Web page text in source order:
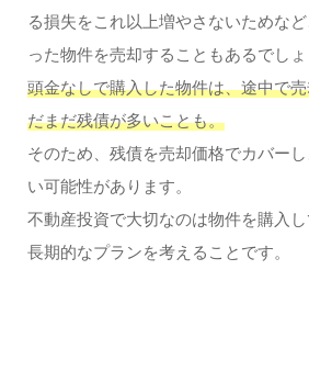
る損失をこれ以上増やさないためな
った物件を売却することもあるでしょ
頭金なしで購入した物件は、途中で
だまだ残債が多いことも。
そのため、残債を売却価格でカバー
い可能性があります。
不動産投資で大切なのは物件を購入し
長期的なプランを考えることです。